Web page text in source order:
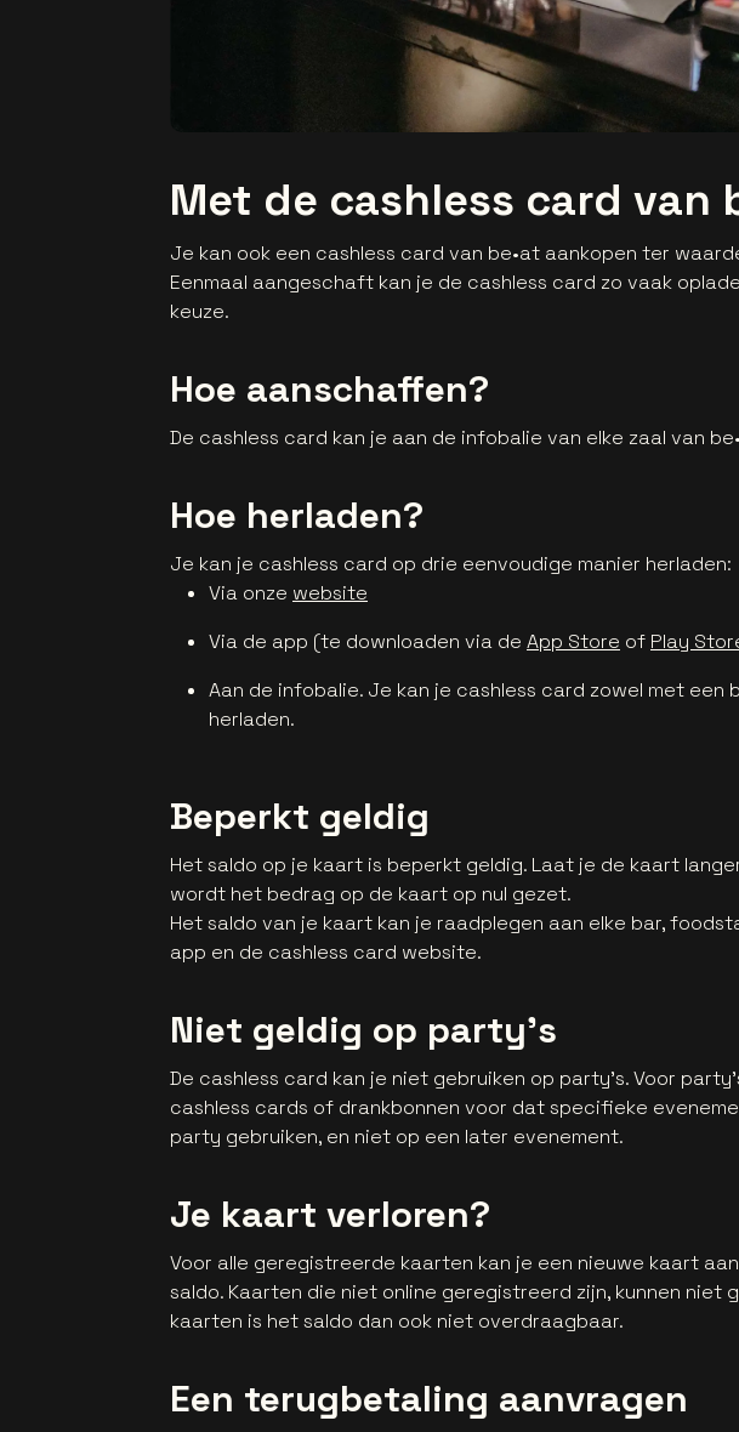
Met de cashless card van
Je kan ook een cashless card van be•at aankopen ter
Eenmaal aangeschaft kan je de cashless card zo vaak
keuze.
Hoe aanschaffen?
De cashless card kan je aan de infobalie van elke zaal van
Hoe herladen?
Je kan je cashless card op drie eenvoudige manier herladen:
Via onze website
Via de app (te downloaden via de App Store of Play
Aan de infobalie. Je kan je cashless card zowel met een
herladen.
Beperkt geldig
Het saldo op je kaart is beperkt geldig. Laat je de kaart
wordt het bedrag op de kaart op nul gezet.
Het saldo van je kaart kan je raadplegen aan elke bar,
app en de cashless card website.
Niet geldig op party's
De cashless card kan je niet gebruiken op party's. Voor
cashless cards of drankbonnen voor dat specifieke
party gebruiken, en niet op een later evenement.
Je kaart verloren?
Voor alle geregistreerde kaarten kan je een nieuwe kaart
saldo. Kaarten die niet online geregistreerd zijn, kunnen niet
kaarten is het saldo dan ook niet overdraagbaar.
Een terugbetaling aanvragen